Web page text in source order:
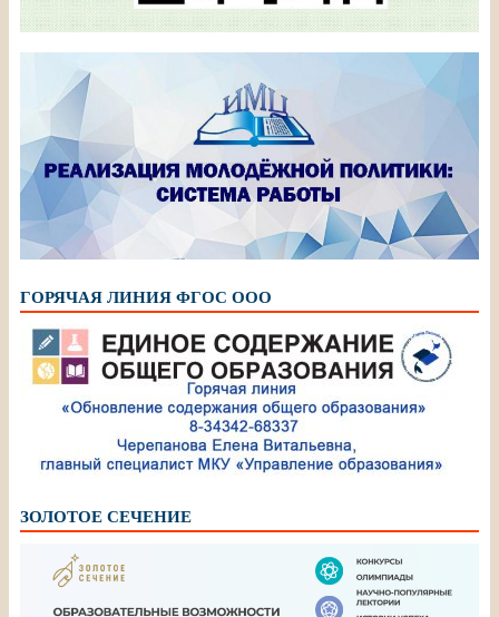
ГОРЯЧАЯ ЛИНИЯ ФГОС ООО
ЗОЛОТОЕ СЕЧЕНИЕ